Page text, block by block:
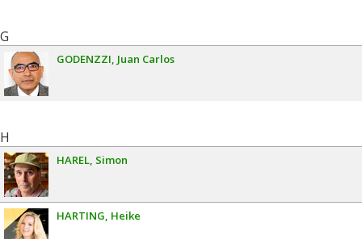
G
GODENZZI Juan Carlos
H
HAREL Simon
HARTING Heike